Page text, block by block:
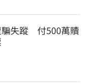
失蹤　付500萬贖